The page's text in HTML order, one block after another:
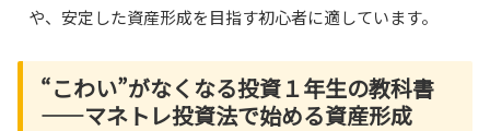
や、安定した資産形成を目指す初心者に適しています。
“こわい”がなくなる投資１年生の教科書
――マネトレ投資法で始める資産形成